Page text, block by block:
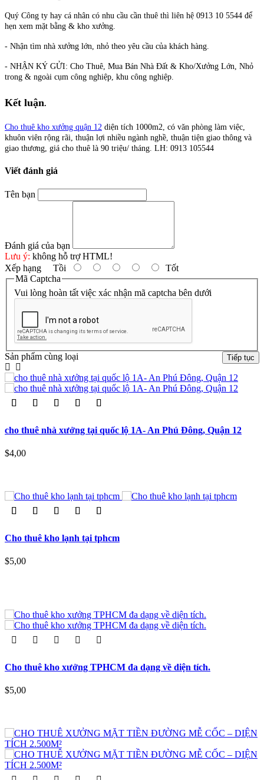
Quý Công ty hay cá nhân có nhu cầu cần thuê thì liên hệ 0913 10 5544 để
hẹn xem mặt bằng & kho xưởng.
- Nhận tìm nhà xưởng lớn, nhỏ theo yêu cầu của khách hàng.
- NHẬN KÝ GỬI: Cho Thuê, Mua Bán Nhà Đất & Kho/Xưởng Lớn, Nhỏ
trong & ngoài cụm công nghiệp, khu công nghiệp.
Kết luận.
Cho thuê kho xưởng quận 12 diện tích 1000m2, có văn phòng làm việc,
khuôn viên rộng rãi, thuận lợi nhiều ngành nghề, thuận tiện giao thông và
giao thương, giá cho thuê là 90 triệu/ tháng. LH: 0913 105544
Viết đánh giá
Tên bạn
Đánh giá của bạn
Lưu ý: không hỗ trợ HTML!
Xếp hạng Tồi
Tốt
Mã Captcha
Vui lòng hoàn tất việc xác nhận mã captcha bên dưới
Tiếp tục
Sản phẩm cùng loại
cho thuê nhà xưởng tại quốc lộ 1A- An Phú Đông, Quận 12
$4,00
Cho thuê kho lạnh tại tphcm
$5,00
Cho thuê kho xưởng TPHCM đa dạng về diện tích.
$5,00